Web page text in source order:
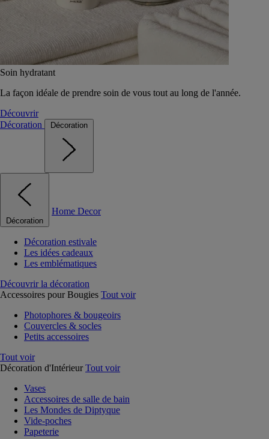
Soin hydratant
La façon idéale de prendre soin de vous tout au long de l'année.
Découvrir
Décoration
Décoration
Décoration
Home Decor
Décoration estivale
Les idées cadeaux
Les emblématiques
Découvrir la décoration
Accessoires pour Bougies Tout voir
Photophores & bougeoirs
Couvercles & socles
Petits accessoires
Tout voir
Décoration d'Intérieur Tout voir
Vases
Accessoires de salle de bain
Les Mondes de Diptyque
Vide-poches
Papeterie